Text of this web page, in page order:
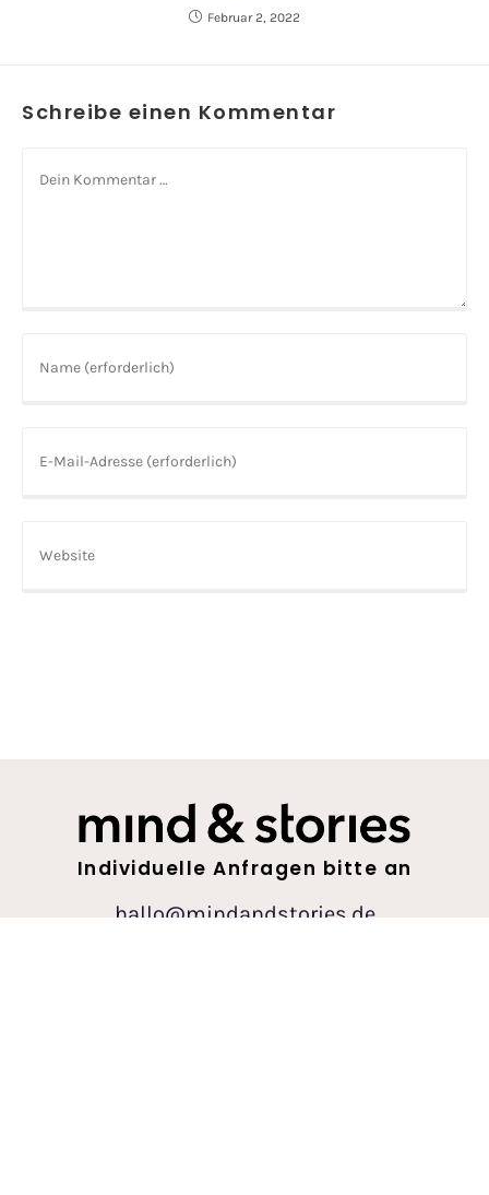
Februar 2, 2022
Schreibe einen Kommentar
Individuelle Anfragen bitte an
hallo@mindandstories.de